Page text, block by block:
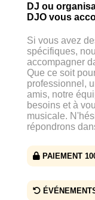
DJ ou
DJO vous
Si vous avez
spécifiques,
accompagner
Que ce soit
professionnel,
amis, notre
besoins et à
musicale.
répondrons
PAIEMENT